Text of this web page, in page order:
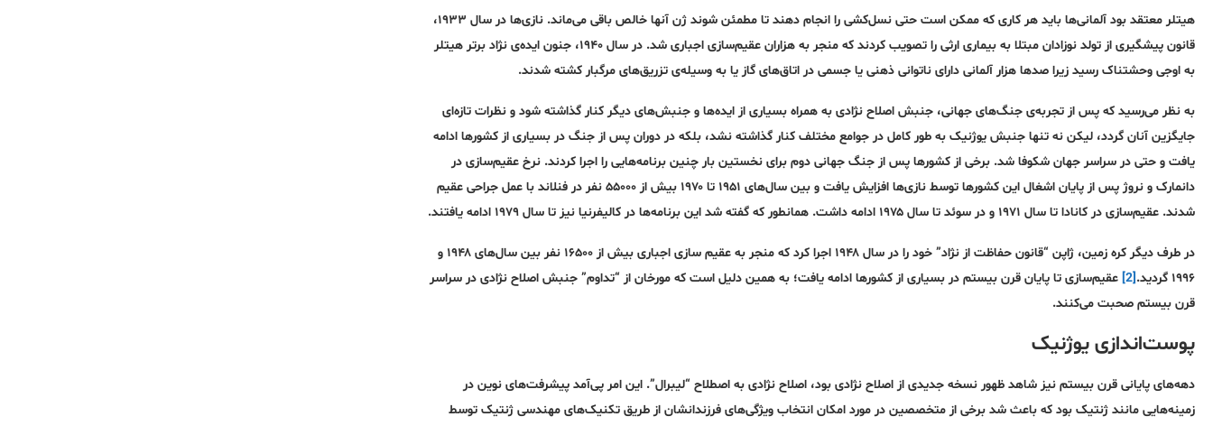
هیتلر معتقد بود آلمانی‌ها باید هر کاری که ممکن است حتی نسل‌کشی را انجام دهند تا مطمئن شوند ژن آنها خالص باقی می‌ماند. نازی‌ها در سال ۱۹۳۳،
قانون پیشگیری از تولد نوزادان مبتلا به بیماری ارثی را تصویب کردند که منجر به هزاران عقیم‌سازی اجباری شد. در سال ۱۹۴۰، جنون ایده‌ی نژاد برتر هیتلر
به اوجی وحشتناک رسید زیرا صدها هزار آلمانی دارای ناتوانی ذهنی یا جسمی در اتاق‌های گاز یا به وسیله‌ی تزریق‌های مرگبار کشته شدند.
به نظر می‌رسید که پس از تجربه‌ی جنگ‌های جهانی، جنبش اصلاح نژادی به همراه بسیاری از ایده‌ها و جنبش‌های دیگر کنار گذاشته شود و نظرات تازه‌ای
جایگزین آنان گردد، لیکن نه تنها جنبش یوژنیک به طور کامل در جوامع مختلف کنار گذاشته نشد، بلکه در دوران پس از جنگ در بسیاری از کشورها ادامه
یافت و حتی در سراسر جهان شکوفا شد. برخی از کشورها پس از جنگ جهانی دوم برای نخستین بار چنین برنامه‌هایی را اجرا کردند. نرخ عقیم‌سازی در
دانمارک و نروژ پس از پایان اشغال این کشورها توسط نازی‌ها افزایش یافت و بین سال‌های ۱۹۵۱ تا ۱۹۷۰ بیش از ۵۵۰۰۰ نفر در فنلاند با عمل جراحی عقیم‌
شدند. عقیم‌سازی در کانادا تا سال ۱۹۷۱ و در سوئد تا سال ۱۹۷۵ ادامه داشت. همانطور که گفته شد این برنامه‌ها در کالیفرنیا نیز تا سال ۱۹۷۹ ادامه یافتند.
در طرف دیگر کره زمین، ژاپن “قانون حفاظت از نژاد” خود را در سال ۱۹۴۸ اجرا کرد که منجر به عقیم سازی اجباری بیش از ۱۶۵۰۰ نفر بین سال‌های ۱۹۴۸ و
۱۹۹۶ گردید.
[2]
عقیم‌سازی تا پایان قرن بیستم در بسیاری از کشورها ادامه یافت؛ به همین دلیل است که مورخان از “تداوم” جنبش اصلاح نژادی در سراسر
قرن بیستم صحبت می‌کنند.
پوست‌اندازی یوژنیک
دهه‌های پایانی قرن بیستم نیز شاهد ظهور نسخه جدیدی از اصلاح نژادی بود، اصلاح نژادی به اصطلاح “لیبرال”. این امر پی‌آمد پیشرفت‌های نوین در
زمینه‌هایی مانند ژنتیک بود که باعث شد برخی از متخصصین در مورد امکان انتخاب ویژگی‌های فرزندانشان از طریق تکنیک‌های مهندسی ژنتیک توسط